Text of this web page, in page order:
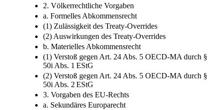
2. Völkerrechtliche Vorgaben
a. Formelles Abkommensrecht
(1) Zulässigkeit des Treaty-Overrides
(2) Auswirkungen des Treaty-Overrides
b. Materielles Abkommensrecht
(1) Verstoß gegen Art. 24 Abs. 5 OECD-MA durch §
50i Abs. 1 EStG
(2) Verstoß gegen Art. 24 Abs. 5 OECD-MA durch §
50i Abs. 2 EStG
3. Vorgaben des EU-Rechts
a. Sekundäres Europarecht